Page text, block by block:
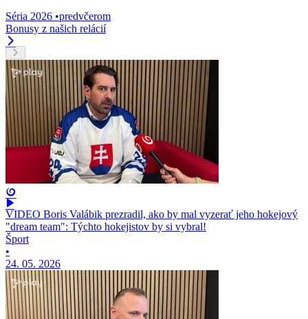
Séria 2026 •predvčerom
Bonusy z našich relácií
VIDEO Boris Valábik prezradil, ako by mal vyzerať jeho hokejový
"dream team": Týchto hokejistov by si vybral!
Šport
•
24. 05. 2026